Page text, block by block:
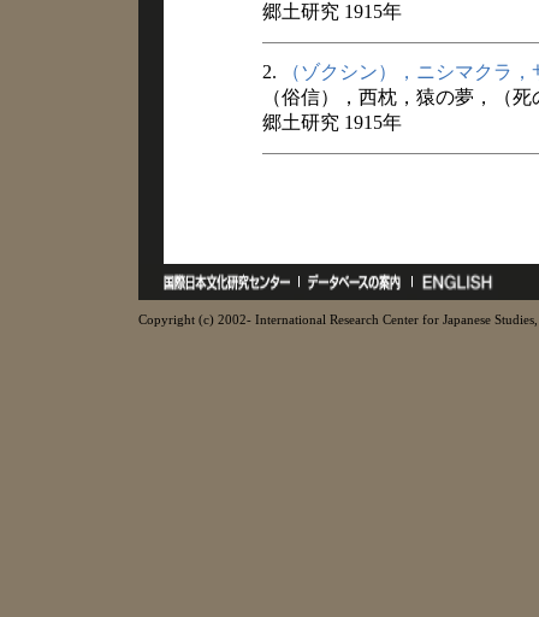
郷土研究 1915年
2.
（ゾクシン），ニシマクラ
（俗信），西枕，猿の夢，（死
郷土研究 1915年
Copyright (c) 2002- International Research Center for Japanese